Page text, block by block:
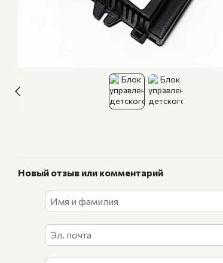
Новый отзыв или комментарий